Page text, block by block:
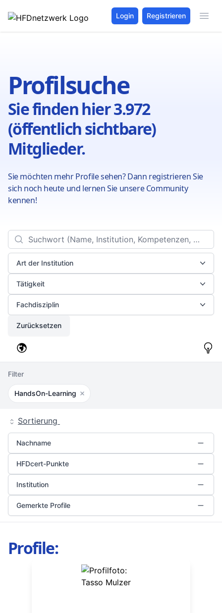
Login Registrieren
Profilsuche
Sie finden hier 3.972
(öffentlich sichtbare)
Mitglieder.
Sie möchten mehr Profile sehen? Dann registrieren Sie
sich noch heute und lernen Sie unsere Community
kennen!
FiltersSearch
Art der Institution
Tätigkeit
Fachdisziplin
Zurücksetzen
Filter
HandsOn-Learning Filter entfernen
Sortierung
Nachname
HFDcert-Punkte
Institution
Gemerkte Profile
Profile: